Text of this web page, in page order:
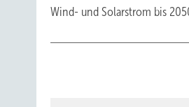
Wind- und Solarstrom bis